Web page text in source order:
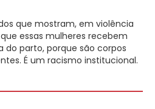
que mostram, em violência
essas mulheres recebem
do parto, porque são corpos
É um racismo institucional.